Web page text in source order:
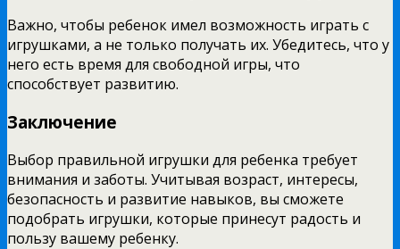
Важно, чтобы ребенок имел возможность играть с
игрушками, а не только получать их. Убедитесь, что у
него есть время для свободной игры, что
способствует развитию.
Заключение
Выбор правильной игрушки для ребенка требует
внимания и заботы. Учитывая возраст, интересы,
безопасность и развитие навыков, вы сможете
подобрать игрушки, которые принесут радость и
пользу вашему ребенку.